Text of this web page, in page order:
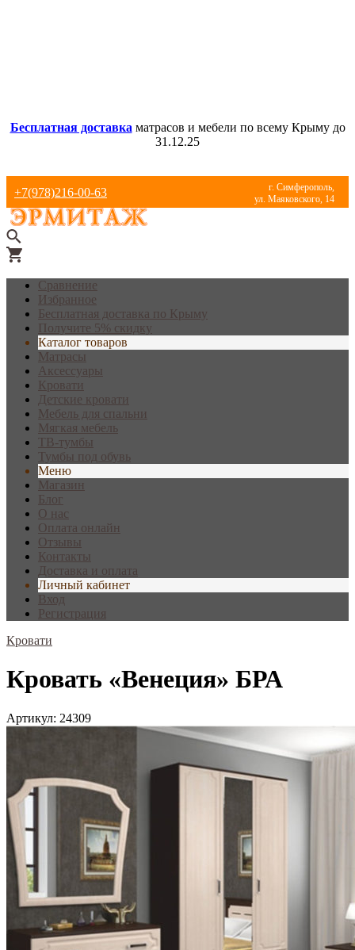
Бесплатная доставка матрасов и мебели по всему Крыму до
31.12.25
+7(978)216-00-63
г. Симферополь,
ул. Маяковского, 14
Сравнение
Избранное
Бесплатная доставка по Крыму
Получите 5% скидку
Каталог товаров
Матрасы
Аксессуары
Кровати
Детские кровати
Мебель для спальни
Мягкая мебель
ТВ-тумбы
Тумбы под обувь
Меню
Магазин
Блог
О нас
Оплата онлайн
Отзывы
Контакты
Доставка и оплата
Личный кабинет
Вход
Регистрация
Кровати
Кровать «Венеция» БРА
Артикул: 24309